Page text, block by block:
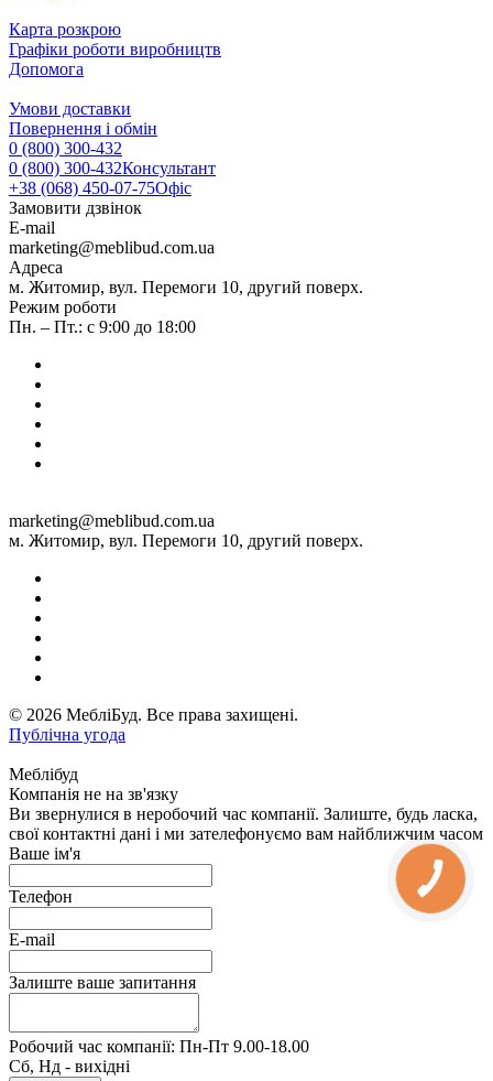
Карта розкрою
Графіки роботи виробництв
Допомога
Умови доставки
Повернення і обмін
0 (800) 300-432
0 (800) 300-432Консультант
+38 (068) 450-07-75Офіс
Замовити дзвінок
E-mail
marketing@meblibud.com.ua
Адреса
м. Житомир, вул. Перемоги 10, другий поверх.
Режим роботи
Пн. – Пт.: с 9:00 до 18:00
marketing@meblibud.com.ua
м. Житомир, вул. Перемоги 10, другий поверх.
© 2026 МебліБуд. Все права захищені.
Публічна угода
Меблібуд
Компанія не на зв'язку
Ви звернулися в неробочий час компанії. Залиште, будь ласка,
свої контактні дані і ми зателефонуємо вам найближчим часом
Ваше ім'я
Телефон
E-mail
Залиште ваше запитання
Робочий час компанії: Пн-Пт 9.00-18.00
Сб, Нд - вихідні